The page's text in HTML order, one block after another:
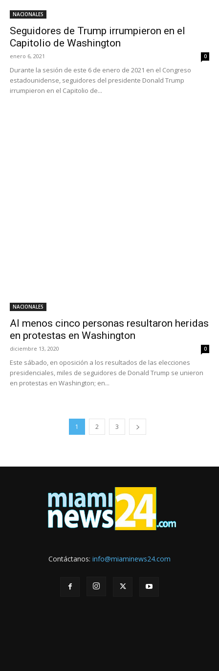
NACIONALES
Seguidores de Trump irrumpieron en el
Capitolio de Washington
enero 6, 2021 0
Durante la sesión de este 6 de enero de 2021 en el Congreso
estadounidense, seguidores del presidente Donald Trump
irrumpieron en el Capitolio de...
NACIONALES
Al menos cinco personas resultaron heridas
en protestas en Washington
diciembre 13, 2020 0
Este sábado, en oposición a los resultados de las elecciones
presidenciales, miles de seguidores de Donald Trump se unieron
en protestas en Washington; en...
1 2 3
Contáctanos: info@miaminews24.com